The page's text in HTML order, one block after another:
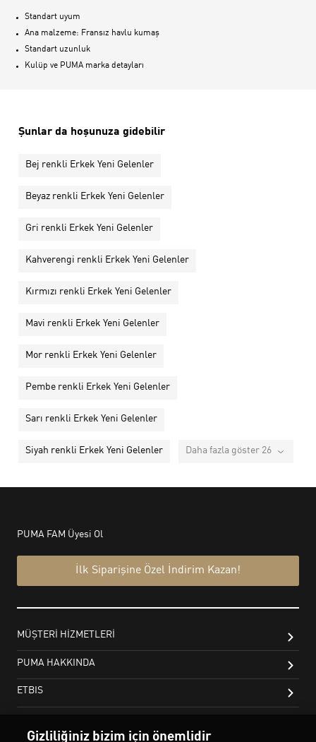
Standart uyum
Ana malzeme: Fransız havlu kumaş
Standart uzunluk
Kulüp ve PUMA marka detayları
Şunlar da hoşunuza gidebilir
Bej renkli Erkek Yeni Gelenler
Beyaz renkli Erkek Yeni Gelenler
Gri renkli Erkek Yeni Gelenler
Kahverengi renkli Erkek Yeni Gelenler
Kırmızı renkli Erkek Yeni Gelenler
Mavi renkli Erkek Yeni Gelenler
Mor renkli Erkek Yeni Gelenler
Pembe renkli Erkek Yeni Gelenler
Sarı renkli Erkek Yeni Gelenler
Siyah renkli Erkek Yeni Gelenler Daha fazla göster 26
Gizliliğiniz bizim için önemlidir